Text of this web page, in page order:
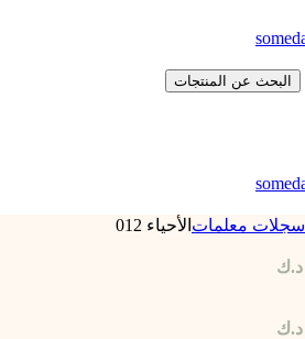
البحث عن المنتجات
سجلات معلمات الأحياء 012
د.ك
د.ك